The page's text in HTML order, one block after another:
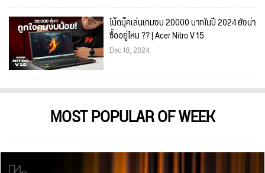
โน้ตบุ๊คเล่นเกมงบ 20000 บาทในปี 2024 ยังน่า
ซื้ออยู่ไหม ?? | Acer Nitro V 15
Dec 16, 2024
MOST POPULAR OF WEEK